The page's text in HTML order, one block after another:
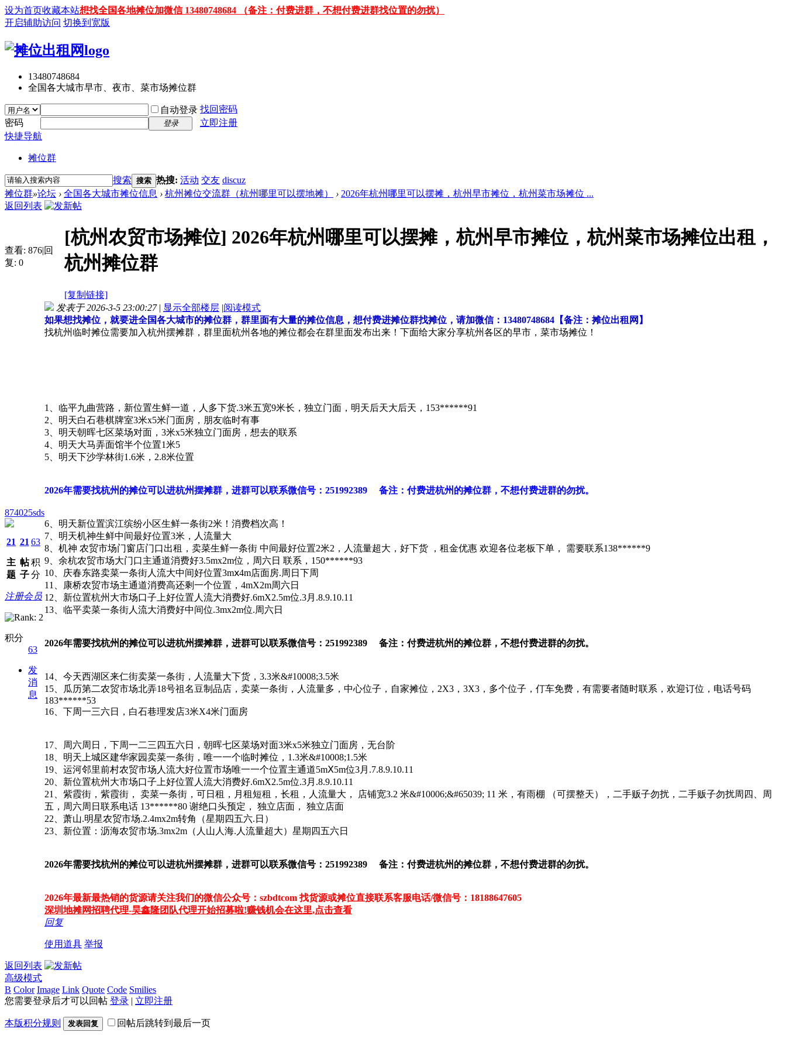
设为首页收藏本站想找全国各地摊位加微信 13480748684 （备注：付费进群，不想付费进群找位置的勿扰）
开启辅助访问 切换到宽版
13480748684
全国各大城市早市、夜市、菜市场摊位群
自动登录 找回密码
密码
登录
立即注册
快捷导航
摊位群
搜索 搜索 热搜: 活动 交友 discuz
摊位群»论坛 › 全国各大城市摊位信息 › 杭州摊位交流群（杭州哪里可以摆地摊） › 2026年杭州哪里可以摆摊，杭州早市摊位，杭州菜市场摊位 ...
返回列表
查看: 876|回
复: 0
[杭州农贸市场摊位] 2026年杭州哪里可以摆摊，杭州早市摊位，杭州菜市场摊位出租，
杭州摊位群
[复制链接]
874025sds
21
主
题
21
帖
子
63
积
分
注册会员
积分
63
发
消
息
发表于 2026-3-5 23:00:27 | 显示全部楼层 |阅读模式
如果想找摊位，就要进全国各大城市的摊位群，群里面有大量的摊位信息，想付费进摊位群找摊位，请加微信：13480748684【备注：摊位出租网】
找杭州临时摊位需要加入杭州摆摊群，群里面杭州各地的摊位都会在群里面发布出来！下面给大家分享杭州各区的早市，菜市场摊位！
1、临平九曲营路，新位置生鲜一道，人多下货.3米五宽9米长，独立门面，明天后天大后天，153******91
2、明天白石巷棋牌室3米x5米门面房，朋友临时有事
3、明天朝晖七区菜场对面，3米x5米独立门面房，想去的联系
4、明天大马弄面馆半个位置1米5
5、明天下沙学林街1.6米，2.8米位置
2026年需要找杭州的摊位可以进杭州摆摊群，进群可以联系微信号：251992389 备注：付费进杭州的摊位群，不想付费进群的勿扰。
6、明天新位置滨江缤纷小区生鲜一条街2米！消费档次高！
7、明天机神生鲜中间最好位置3米，人流量大
8、机神 农贸市场门窗店门口出租，卖菜生鲜一条街 中间最好位置2米2，人流量超大，好下货 ，租金优惠 欢迎各位老板下单， 需要联系138******9
9、余杭农贸市场大门口主通道消费好3.5mx2m位，周六日 联系，150******93
10、庆春东路卖菜一条街人流大中间好位置3mⅹ4m店面房.周日下周
11、康桥农贸市场主通道消费高还剩一个位置，4mX2m周六日
12、新位置杭州大市场口子上好位置人流大消费好.6mX2.5m位.3月.8.9.10.11
13、临平卖菜一条街人流大消费好中间位.3mx2m位.周六日
2026年需要找杭州的摊位可以进杭州摆摊群，进群可以联系微信号：251992389 备注：付费进杭州的摊位群，不想付费进群的勿扰。
14、今天西湖区来仁街卖菜一条街，人流量大下货，3.3米&#10008;3.5米
15、瓜历第二农贸市场北弄18号祖名豆制品店，卖菜一条街，人流量多，中心位子，自家摊位，2X3，3X3，多个位子，仃车免费，有需要者随时联系，欢迎订位，电话号码
183******53
16、下周一三六日，白石巷理发店3米X4米门面房
17、周六周日，下周一二三四五六日，朝晖七区菜场对面3米x5米独立门面房，无台阶
18、明天上城区建华家园卖菜一条街，唯一一个临时摊位，1.3米&#10008;1.5米
19、运河邻里前村农贸市场人流大好位置市场唯一一个位置主通道5mⅩ5m位3月.7.8.9.10.11
20、新位置杭州大市场口子上好位置人流大消费好.6mX2.5m位.3月.8.9.10.11
21、紫霞街，紫霞街， 卖菜一条街，可日租，月租短租，长租，人流量大， 店铺宽3.2 米&#10006;&#65039; 11 米，有雨棚 （可摆整天），二手贩子勿扰，二手贩子勿扰周四、周
五，周六周日联系电话 13******80 谢绝口头预定， 独立店面， 独立店面
22、萧山.明星农贸市场.2.4mx2m转角（星期四五六.日）
23、新位置：沥海农贸市场.3mx2m（人山人海.人流量超大）星期四五六日
2026年需要找杭州的摊位可以进杭州摆摊群，进群可以联系微信号：251992389 备注：付费进杭州的摊位群，不想付费进群的勿扰。
2026年最新最热销的货源请关注我们的微信公众号：szbdtcom 找货源或摊位直接联系客服电话/微信号：18188647605
深圳地摊网招聘代理-昊鑫隆团队代理开始招募啦!赚钱机会在这里,点击查看
回复
使用道具 举报
返回列表
高级模式
B Color Image Link Quote Code Smilies
您需要登录后才可以回帖 登录 | 立即注册
本版积分规则 发表回复 回帖后跳转到最后一页